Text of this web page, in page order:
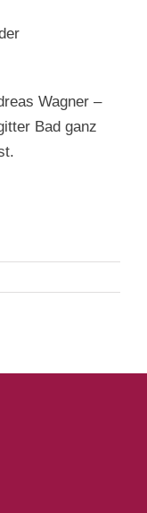
Wagner –
Bad ganz